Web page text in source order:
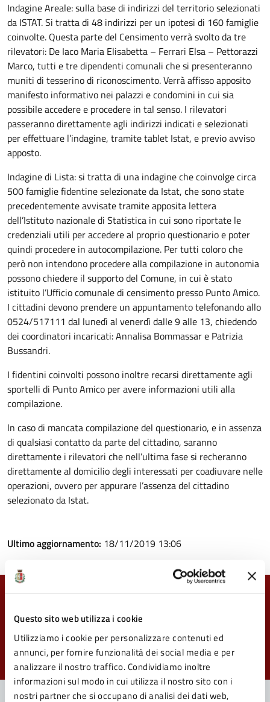
Questo sito web utilizza i cookie
Utilizziamo i cookie per personalizzare contenuti ed
annunci, per fornire funzionalità dei social media e per
analizzare il nostro traffico. Condividiamo inoltre
informazioni sul modo in cui utilizza il nostro sito con i
nostri partner che si occupano di analisi dei dati web,
Indagine Areale: sulla base di indirizzi del territorio selezionati
da ISTAT. Si tratta di 48 indirizzi per un ipotesi di 160 famiglie
coinvolte. Questa parte del Censimento verrà svolto da tre
rilevatori: De Iaco Maria Elisabetta – Ferrari Elsa – Pettorazzi
Marco, tutti e tre dipendenti comunali che si presenteranno
muniti di tesserino di riconoscimento. Verrà affisso apposito
manifesto informativo nei palazzi e condomini in cui sia
possibile accedere e procedere in tal senso. I rilevatori
passeranno direttamente agli indirizzi indicati e selezionati
per effettuare l’indagine, tramite tablet Istat, e previo avviso
apposto.
Indagine di Lista: si tratta di una indagine che coinvolge circa
500 famiglie fidentine selezionate da Istat, che sono state
precedentemente avvisate tramite apposita lettera
dell’Istituto nazionale di Statistica in cui sono riportate le
credenziali utili per accedere al proprio questionario e poter
quindi procedere in autocompilazione. Per tutti coloro che
però non intendono procedere alla compilazione in autonomia
possono chiedere il supporto del Comune, in cui è stato
istituito l’Ufficio comunale di censimento presso Punto Amico.
I cittadini devono prendere un appuntamento telefonando allo
0524/517111 dal lunedì al venerdì dalle 9 alle 13, chiedendo
dei coordinatori incaricati: Annalisa Bommassar e Patrizia
Bussandri.
I fidentini coinvolti possono inoltre recarsi direttamente agli
sportelli di Punto Amico per avere informazioni utili alla
compilazione.
ln caso di mancata compilazione del questionario, e in assenza
di qualsiasi contatto da parte del cittadino, saranno
direttamente i rilevatori che nell’ultima fase si recheranno
direttamente al domicilio degli interessati per coadiuvare nelle
operazioni, ovvero per appurare l’assenza del cittadino
selezionato da Istat.
Ultimo aggiornamento: 18/11/2019 13:06
pagina?
Valuta da 1 a 5 stelle la pagina
Valuta 5 stelle su 5
Valuta 4 stelle su 5
Valuta 3 stelle su 5
Valuta 2 stelle su 5
Valuta 1 stelle su 5